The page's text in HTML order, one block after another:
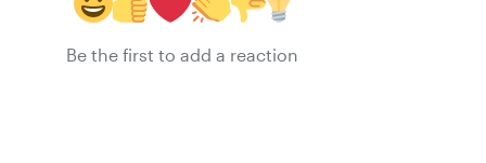
Be the first to add a reaction